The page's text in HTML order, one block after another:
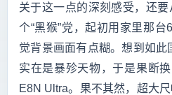
关于这一点的深刻感受，还
个“黑猴”党，起初用家里那
觉背景画面有点糊。想到如
实在是暴殄天物，于是果断
E8N Ultra。果不其然，超大